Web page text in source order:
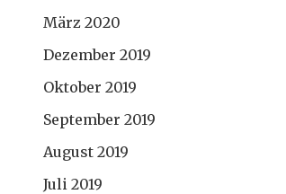
März 2020
Dezember 2019
Oktober 2019
September 2019
August 2019
Juli 2019